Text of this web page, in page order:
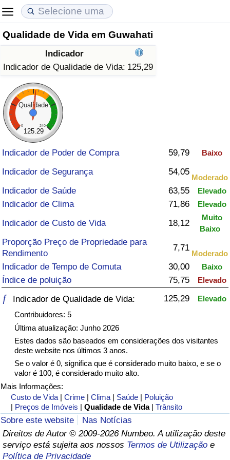
Qualidade de Vida em Guwahati
Indicador
Indicador de Qualidade de Vida: 125,29
Qualidade
0 240
125.29
Indicador de Poder de Compra 59,79 Baixo
Indicador de Segurança 54,05
Moderado
Indicador de Saúde 63,55 Elevado
Indicador de Clima 71,86 Elevado
Indicador de Custo de Vida 18,12
Muito
Baixo
Proporção Preço de Propriedade para
Rendimento
7,71
Moderado
Indicador de Tempo de Comuta 30,00 Baixo
Índice de poluição 75,75 Elevado
ƒ Indicador de Qualidade de Vida: 125,29
Elevado
Contribuidores: 5
Última atualização: Junho 2026
Estes dados são baseados em considerações dos visitantes
deste website nos últimos 3 anos.
Se o valor é 0, significa que é considerado muito baixo, e se o
valor é 100, é considerado muito alto.
Mais Informações:
Custo de Vida |Crime |Clima | Saúde | Poluição
| Preços de Imóveis |Qualidade de Vida |Trânsito
Sobre este website
Nas Notícias
Direitos de Autor © 2009-2026 Numbeo. A utilização deste
serviço está sujeita aos nossos Termos de Utilização e
Política de Privacidade
Custo de Vida
Indicador de Custo de Vida (Atual)
Indicador de Custo de Vida
Indicador de Custo de Vida Por País
em Aqaba
Preços de Imóveis
Indicador de Preços de Imóveis (Atual)
Indicador de Preços de Imóveis
Indicador de Preços de Imóveis por País
Qualidade de Vida
Indicador de Qualidade de Vida
Indicador de Qualidade de Vida (Atual)
Índice de qualidade de vida por país
Crime
Taxa do Indicador de Crime (Atual)
Indicador de Crime
Índice de criminalidade por país
Saúde
Indicador de Saúde (Atual)
Indicador de Saúde
Indicador de Saúde por País
Poluição
Indicador de Poluição (Atual)
Índice de poluição
Indicador de Poluição por País
Trânsito